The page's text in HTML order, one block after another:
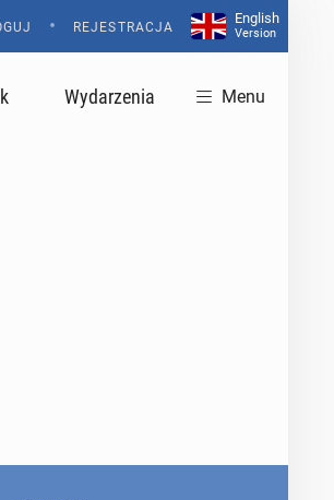
• REJESTRACJA
English
Version
Wydarzenia Menu